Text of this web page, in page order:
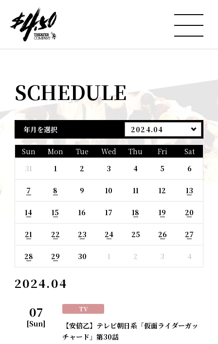
SCHEDULE
年月を選択 2024.04
Sun Mon Tue Wed Thu Fri
Sat
31
1 2 3 4 5 6
7 8 9 10 11 12 13
14 15 16 17 18 19 20
21 22 23 24 25 26 27
28 29 30 1 2 3 4
2024.04
07
[Sun]
TV
【安倍乙】テレビ朝日系「仮面ライダーガッ
チャード」第30話